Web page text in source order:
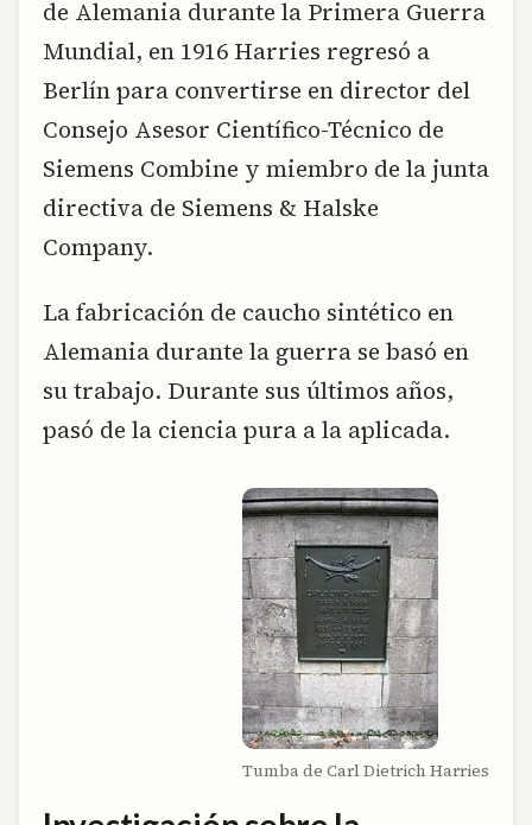
de Alemania durante la Primera Guerra
Mundial, en 1916 Harries regresó a
Berlín para convertirse en director del
Consejo Asesor Científico-Técnico de
Siemens Combine y miembro de la junta
directiva de Siemens & Halske
Company.
La fabricación de caucho sintético en
Alemania durante la guerra se basó en
su trabajo. Durante sus últimos años,
pasó de la ciencia pura a la aplicada.
Tumba de Carl Dietrich Harries